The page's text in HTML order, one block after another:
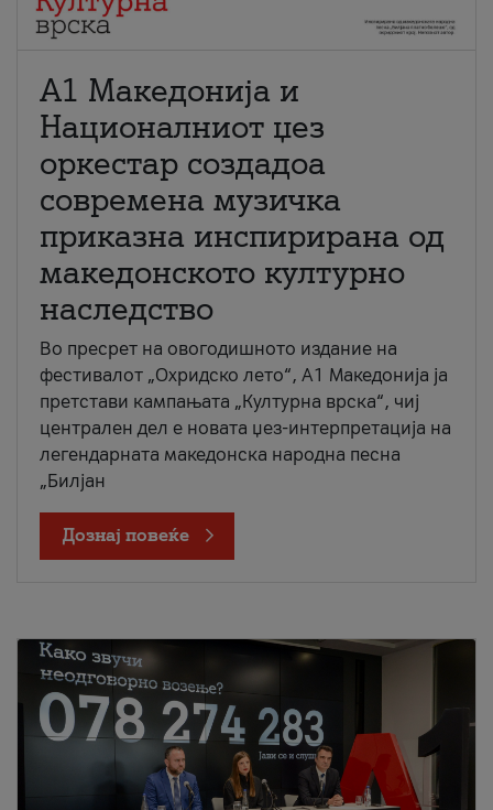
А1 Македонија и
Националниот џез
оркестар создадоа
современа музичка
приказна инспирирана од
македонското културно
наследство
Во пресрет на овогодишното издание на
фестивалот „Охридско лето“, А1 Македонија ја
претстави кампањата „Културна врска“, чиј
централен дел е новата џез-интерпретација на
легендарната македонска народна песна
„Билјан
Дознај повеќе